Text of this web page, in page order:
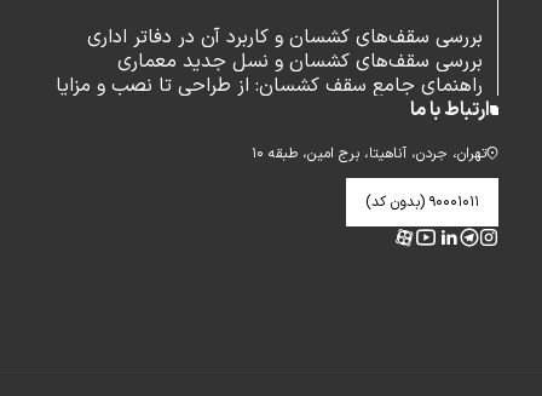
بررسی سقف‌های کشسان و کاربرد آن در دفاتر اداری
بررسی سقف‌های کشسان و نسل جدید معماری
راهنمای جامع سقف کشسان: از طراحی تا نصب و مزایا
ارتباط با ما
تهران، جردن، آناهیتا، برج امین، طبقه ۱۰
۹۰۰۰۱۰۱۱ (بدون کد)